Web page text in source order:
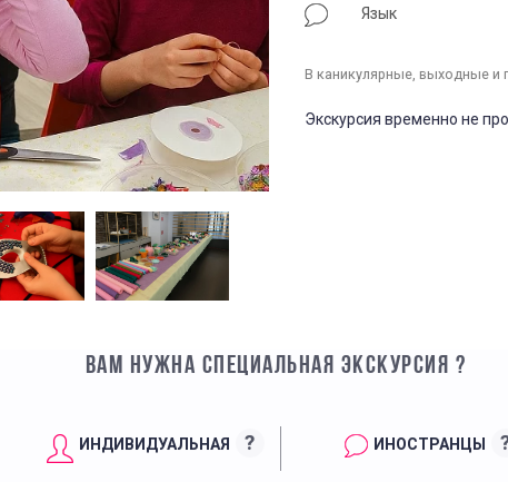
Язык
В каникулярные, выходные и
Экскурсия временно не
ВАМ НУЖНА СПЕЦИАЛЬНАЯ ЭКСКУРСИЯ ?
ИНДИВИДУАЛЬНАЯ ? ИНОСТРАНЦЫ